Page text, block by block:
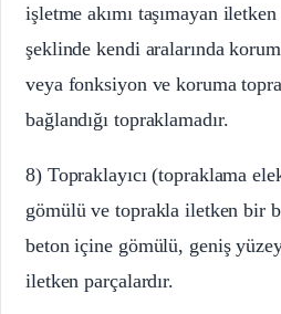
işletme akımı taşımayan iletken
şeklinde kendi aralarında
veya fonksiyon ve koruma
bağlandığı topraklamadır.
8) Topraklayıcı (topraklama
gömülü ve toprakla iletken bir
beton içine gömülü, geniş
iletken parçalardır.